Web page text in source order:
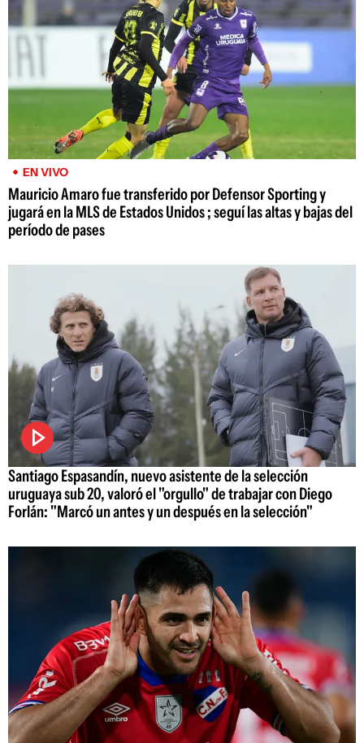
EN VIVO
Mauricio Amaro fue transferido por Defensor Sporting y
jugará en la MLS de Estados Unidos ; seguí las altas y bajas del
período de pases
Santiago Espasandín, nuevo asistente de la selección
uruguaya sub 20, valoró el "orgullo" de trabajar con Diego
Forlán: "Marcó un antes y un después en la selección"